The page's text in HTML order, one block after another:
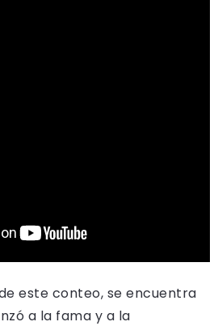
este conteo, se encuentra
a la fama y a la